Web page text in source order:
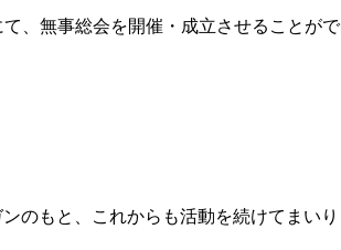
、無事総会を開催・成立させることがで
のもと、これからも活動を続けてまいり